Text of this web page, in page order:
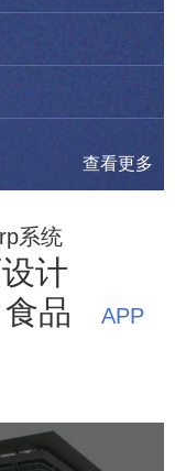
查看更多
系统
计
食品
APP